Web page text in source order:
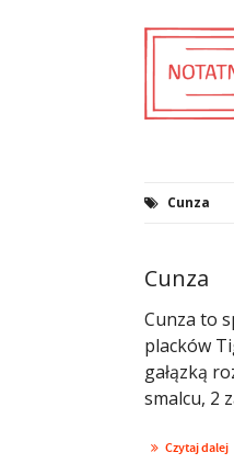
Cunza
Cunza
Cunza to
placków
gałązką
smalcu, 2
Czytaj dalej